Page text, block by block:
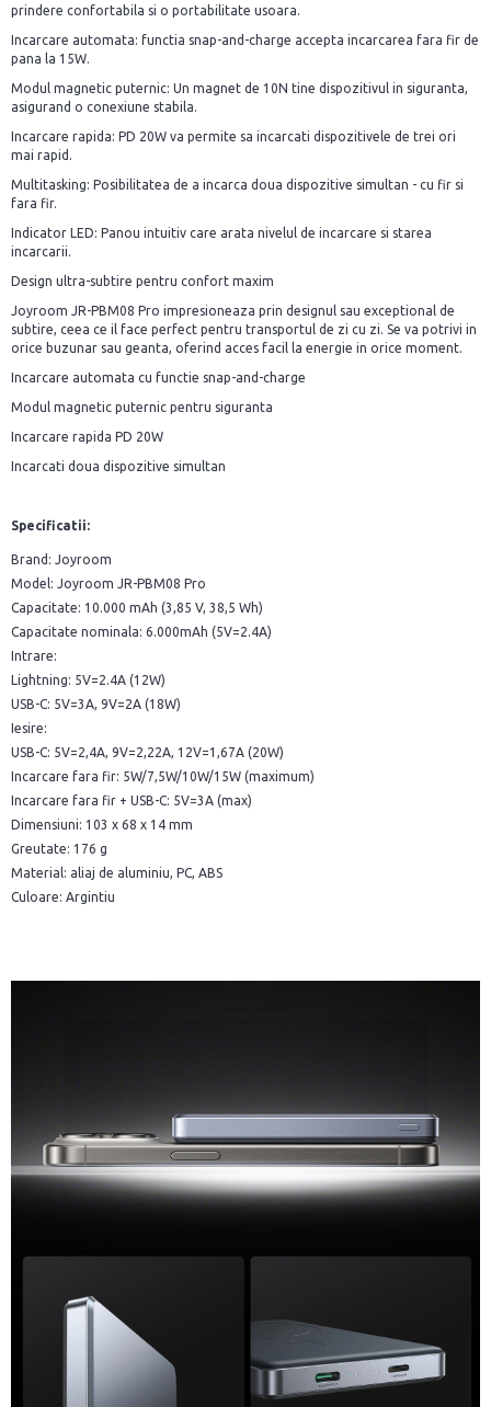
prindere confortabila si o portabilitate usoara.
Incarcare automata: functia snap-and-charge accepta incarcarea fara fir de
pana la 15W.
Modul magnetic puternic: Un magnet de 10N tine dispozitivul in siguranta,
asigurand o conexiune stabila.
Incarcare rapida: PD 20W va permite sa incarcati dispozitivele de trei ori
mai rapid.
Multitasking: Posibilitatea de a incarca doua dispozitive simultan - cu fir si
fara fir.
Indicator LED: Panou intuitiv care arata nivelul de incarcare si starea
incarcarii.
Design ultra-subtire pentru confort maxim
Joyroom JR-PBM08 Pro impresioneaza prin designul sau exceptional de
subtire, ceea ce il face perfect pentru transportul de zi cu zi. Se va potrivi in
orice buzunar sau geanta, oferind acces facil la energie in orice moment.
Incarcare automata cu functie snap-and-charge
Modul magnetic puternic pentru siguranta
Incarcare rapida PD 20W
Incarcati doua dispozitive simultan
Specificatii:
Brand: Joyroom
Model: Joyroom JR-PBM08 Pro
Capacitate: 10.000 mAh (3,85 V, 38,5 Wh)
Capacitate nominala: 6.000mAh (5V=2.4A)
Intrare:
Lightning: 5V=2.4A (12W)
USB-C: 5V=3A, 9V=2A (18W)
Iesire:
USB-C: 5V=2,4A, 9V=2,22A, 12V=1,67A (20W)
Incarcare fara fir: 5W/7,5W/10W/15W (maximum)
Incarcare fara fir + USB-C: 5V=3A (max)
Dimensiuni: 103 x 68 x 14 mm
Greutate: 176 g
Material: aliaj de aluminiu, PC, ABS
Culoare: Argintiu